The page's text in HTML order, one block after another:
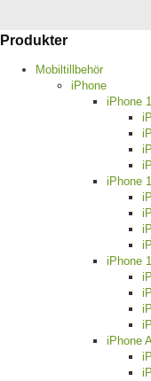
Produkter
Mobiltillbehör
iPhone
iPhone
iPhone
iPhone
iPhone